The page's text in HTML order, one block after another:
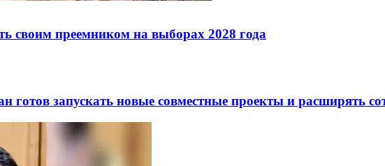
своим преемником на выборах 2028 года
запускать новые совместные проекты и расширять